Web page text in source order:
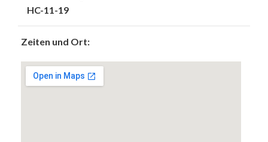
HC-11-19
Zeiten und Ort: